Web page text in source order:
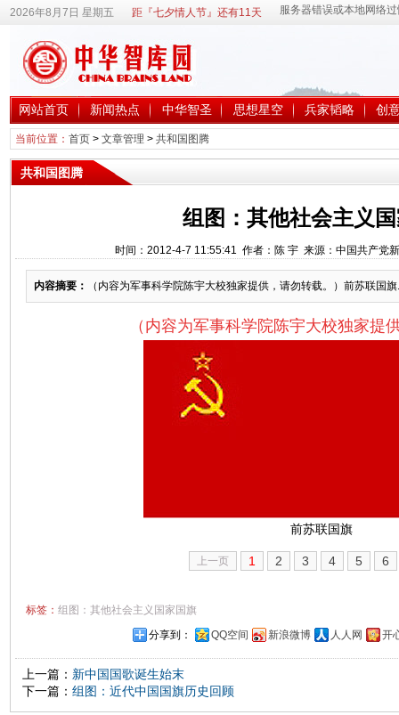
2026年8月7日 星期五 距『七夕情人节』还有11天
网站首页 新闻热点 中华智圣 思想星空 兵家韬略 创
当前位置： 首页> 文章管理 > 共和国图腾
共和国图腾
组图：其他社会主义
时间：2012-4-7 11:55:41 作者：陈 宇 来源：中国共产党
内容摘要： （内容为军事科学院陈宇大校独家提供，请勿转载。）前苏联国旗
（内容为军事科学院陈宇大校独家提
前苏联国旗
上一页 1 2 3 4 5 6
标签： 组图：其他社会主义国家国旗
分享到：
QQ空间 新浪微博 人人网 开
上一篇： 新中国国歌诞生始末
下一篇： 组图：近代中国国旗历史回顾